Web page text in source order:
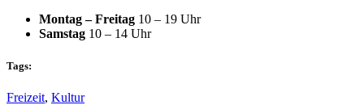
Montag – Freitag 10 – 19 Uhr
Samstag 10 – 14 Uhr
Tags:
Freizeit, Kultur